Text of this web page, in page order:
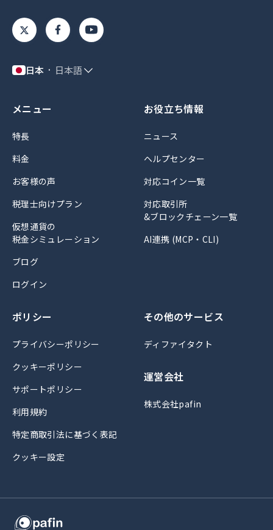
日本 日本語
メニュー
特長
料金
お客様の声
税理士向けプラン
仮想通貨の
税金シミュレーション
ブログ
ログイン
お役立ち情報
ニュース
ヘルプセンター
対応コイン一覧
対応取引所
&ブロックチェーン一覧
AI連携 (MCP・CLI)
ポリシー
プライバシーポリシー
クッキーポリシー
サポートポリシー
利用規約
特定商取引法に基づく表記
クッキー設定
その他のサービス
ディファイタクト
運営会社
株式会社pafin